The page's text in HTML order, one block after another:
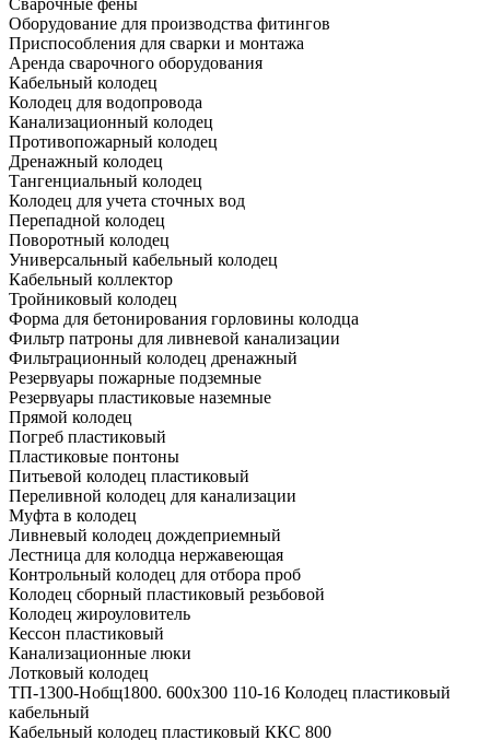
Сварочные фены
Оборудование для производства фитингов
Приспособления для сварки и монтажа
Аренда сварочного оборудования
Кабельный колодец
Колодец для водопровода
Канализационный колодец
Противопожарный колодец
Дренажный колодец
Тангенциальный колодец
Колодец для учета сточных вод
Перепадной колодец
Поворотный колодец
Универсальный кабельный колодец
Кабельный коллектор
Тройниковый колодец
Форма для бетонирования горловины колодца
Фильтр патроны для ливневой канализации
Фильтрационный колодец дренажный
Резервуары пожарные подземные
Резервуары пластиковые наземные
Прямой колодец
Погреб пластиковый
Пластиковые понтоны
Питьевой колодец пластиковый
Переливной колодец для канализации
Муфта в колодец
Ливневый колодец дождеприемный
Лестница для колодца нержавеющая
Контрольный колодец для отбора проб
Колодец сборный пластиковый резьбовой
Колодец жироуловитель
Кессон пластиковый
Канализационные люки
Лотковый колодец
ТП-1300-Hобщ1800. 600х300 110-16 Колодец пластиковый
кабельный
Кабельный колодец пластиковый ККС 800